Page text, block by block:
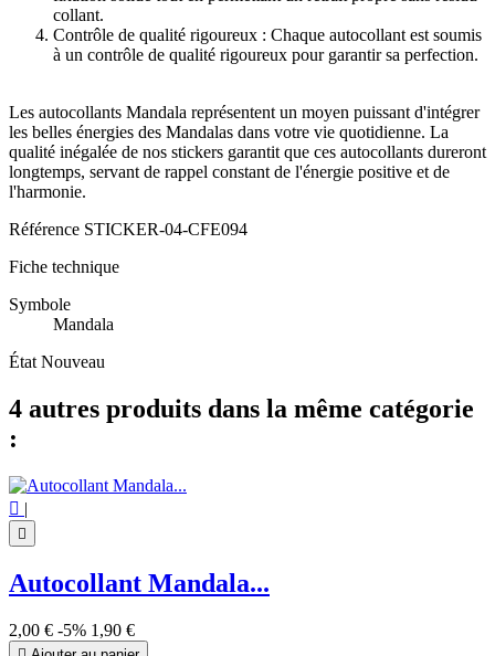
collant.
Contrôle de qualité rigoureux : Chaque autocollant est soumis
à un contrôle de qualité rigoureux pour garantir sa perfection.
Les autocollants Mandala représentent un moyen puissant d'intégrer
les belles énergies des Mandalas dans votre vie quotidienne. La
qualité inégalée de nos stickers garantit que ces autocollants dureront
longtemps, servant de rappel constant de l'énergie positive et de
l'harmonie.
Référence STICKER-04-CFE094
Fiche technique
Symbole
Mandala
ÉtatNouveau
4 autres produits dans la même catégorie
:
 |

Autocollant Mandala...
2,00 € -5% 1,90 €